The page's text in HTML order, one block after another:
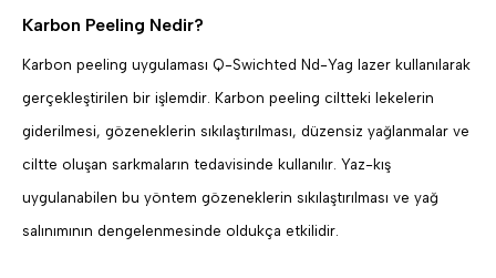
Karbon Peeling Nedir?
Karbon peeling uygulaması Q-Swichted Nd-Yag lazer kullanılarak
gerçekleştirilen bir işlemdir. Karbon peeling ciltteki lekelerin
giderilmesi, gözeneklerin sıkılaştırılması, düzensiz yağlanmalar ve
ciltte oluşan sarkmaların tedavisinde kullanılır. Yaz-kış
uygulanabilen bu yöntem gözeneklerin sıkılaştırılması ve yağ
salınımının dengelenmesinde oldukça etkilidir.